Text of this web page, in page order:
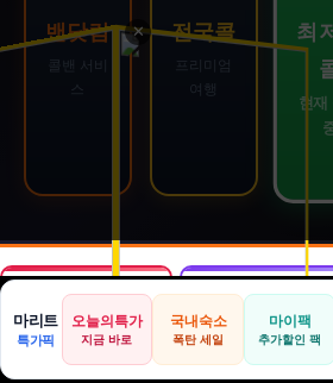
밴닷컴
콜밴 서비
전국콜
프리미엄
여행
최
현재
🛒
쿠팡
로켓배송·특가
📦
알리익스프레스
해외직구·초특가
🏠
호텔
🚗
렌터카
✕
마리트
특가픽
오늘의특가
지금 바로
국내숙소
폭탄 세일
마이팩
추가할인 팩